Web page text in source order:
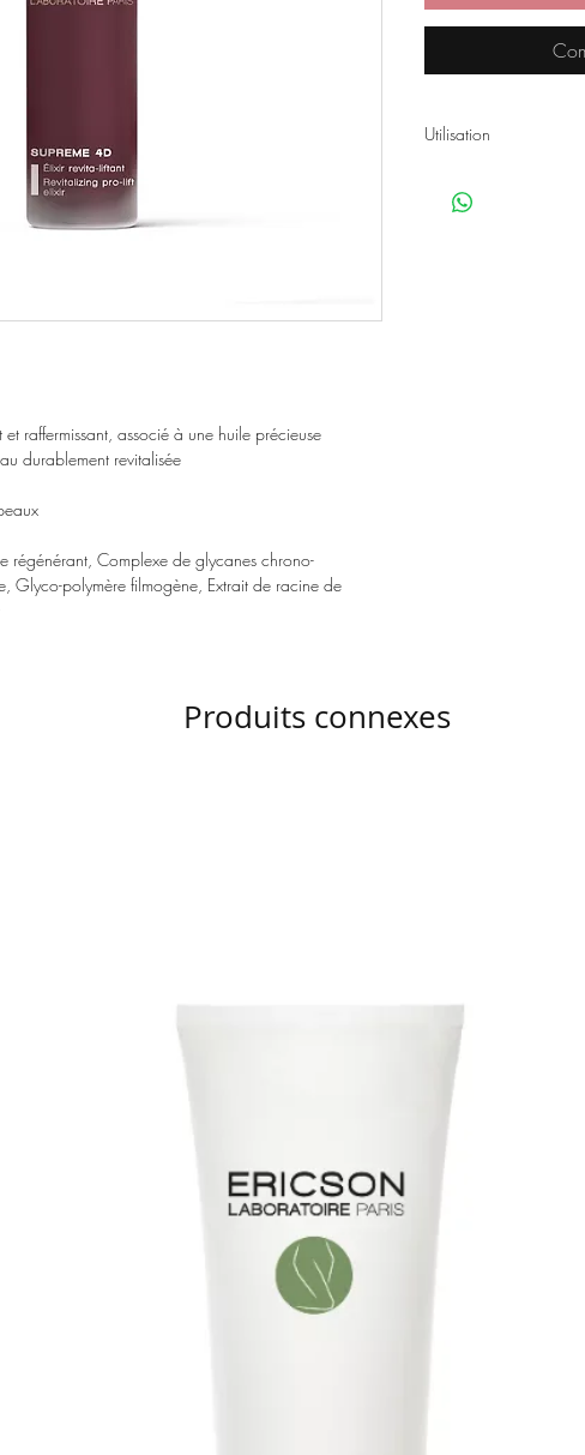
et raffermissant, associé à une huile précieuse
durablement revitalisée
régénérant, Complexe de glycanes chrono-
Glyco-polymère filmogène, Extrait de racine de
Utilisation
peau parfaitement
Produits connexes